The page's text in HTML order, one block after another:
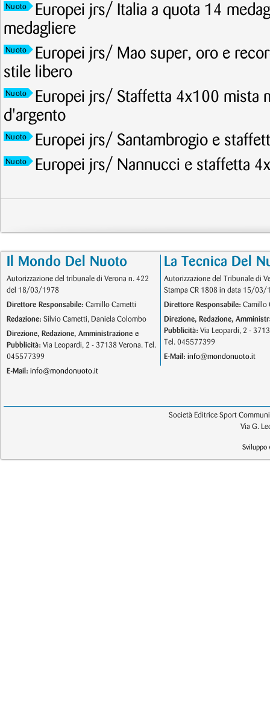
Nuoto
Europei jrs/ Italia a quota 14
medagliere
Nuoto
Europei jrs/ Mao super, oro e
stile libero
Nuoto
Europei jrs/ Staffetta 4x100 mista
d'argento
Nuoto Europei jrs/ Santambrogio e
Nuoto Europei jrs/ Nannucci e staffetta
Il Mondo Del Nuoto
Autorizzazione del tribunale di Verona n. 422
del 18/03/1978
Direttore Responsabile: Camillo Cametti
Redazione: Silvio Cametti, Daniela Colombo
Direzione, Redazione, Amministrazione e
Pubblicità: Via Leopardi, 2 - 37138 Verona. Tel.
045577399
E-Mail: info@mondonuoto.it
La Tecnica Del
Autorizzazione del Tribunale di
Stampa CR 1808 in data 15/03/
Direttore Responsabile: Camillo
Direzione, Redazione,
Pubblicità: Via Leopardi, 2 -
Tel. 045577399
E-Mail: info@mondonuoto.it
Società Editrice Sport
Via G.
Sviluppo